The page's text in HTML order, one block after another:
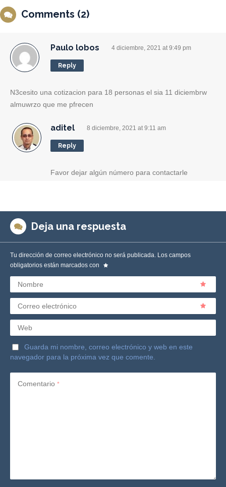
Comments (2)
Paulo lobos 4 diciembre, 2021 at 9:49 pm
Reply
N3cesito una cotizacion para 18 personas el sia 11 diciembrw
almuwrzo que me pfrecen
aditel 8 diciembre, 2021 at 9:11 am
Reply
Favor dejar algún número para contactarle
Deja una respuesta
Tu dirección de correo electrónico no será publicada. Los campos
obligatorios están marcados con
Nombre
Correo electrónico
Web
Guarda mi nombre, correo electrónico y web en este
navegador para la próxima vez que comente.
Comentario *